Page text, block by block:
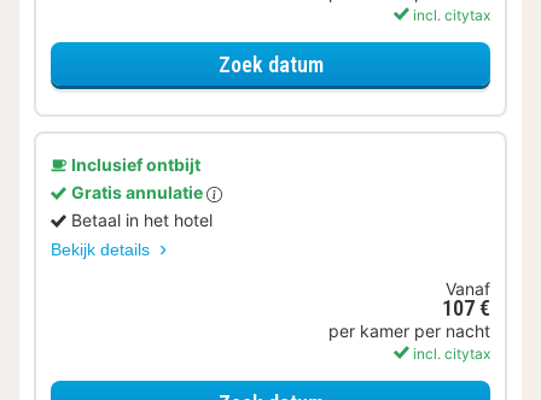
incl. citytax
Zoek datumvoor Standaard Kamer
Inclusief ontbijt
Gratis annulatie
Betaal in het hotel
Bekijk details
Vanaf
107 €
per kamer per nacht
incl. citytax